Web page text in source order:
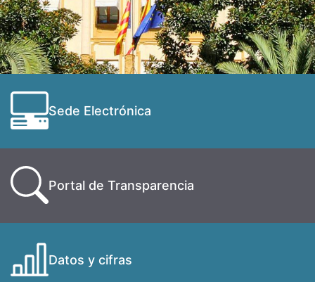
Sede Electrónica
Portal de Transparencia
Datos y cifras